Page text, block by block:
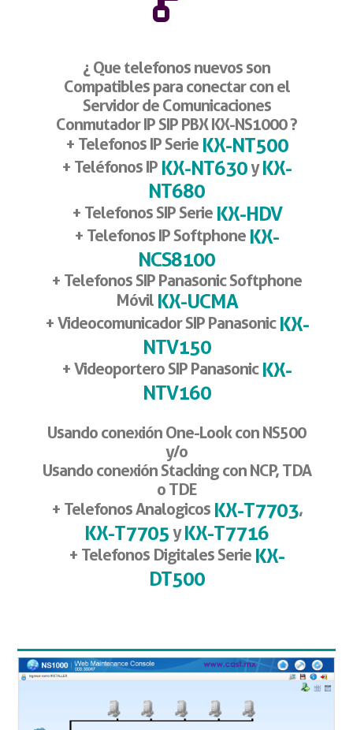
¿ Que telefonos nuevos son
Compatibles para conectar con el
Servidor de Comunicaciones
Conmutador IP SIP PBX KX-NS1000 ?
+ Telefonos IP Serie KX-NT500
+ Teléfonos IP KX-NT630yKX-
NT680
+ Telefonos SIP Serie KX-HDV
+ Telefonos IP Softphone KX-
NCS8100
+ Telefonos SIP Panasonic Softphone
Móvil KX-UCMA
+ Videocomunicador SIP Panasonic KX-
NTV150
+ Videoportero SIP Panasonic KX-
NTV160
Usando conexión One-Look con NS500
y/o
Usando conexión Stacking con NCP, TDA
o TDE
+ Telefonos Analogicos KX-T7703,
KX-T7705 yKX-T7716
+ Telefonos Digitales Serie KX-
DT500